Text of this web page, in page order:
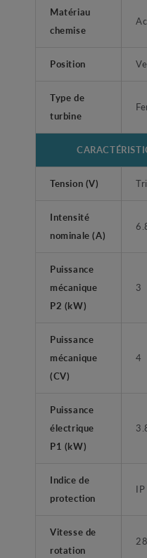
Matériau
chemise
Position
Type de
turbine
Tension (V)
Intensité
nominale (A)
Puissance
mécanique
P2 (kW)
3
Puissance
mécanique
(CV)
4
Puissance
électrique
P1 (kW)
Indice de
protection
Vitesse de
rotation